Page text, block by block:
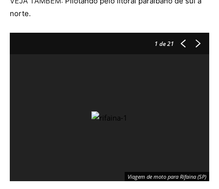
norte.
1 de 21
Viagem de moto para Rifaina (SP)